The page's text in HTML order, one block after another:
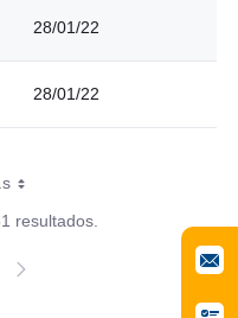
28/01/22
28/01/22
resultados.